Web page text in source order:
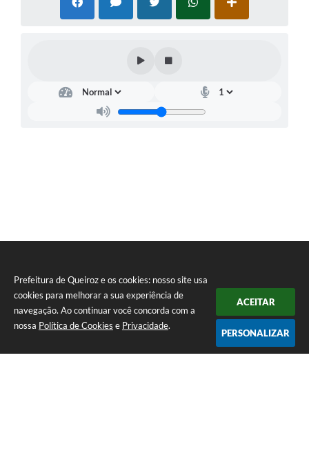
Prefeitura de Queiroz e os cookies: nosso site usa
cookies para melhorar a sua experiência de
navegação. Ao continuar você concorda com a
nossa Política de Cookies e Privacidade.
ACEITAR
PERSONALIZAR